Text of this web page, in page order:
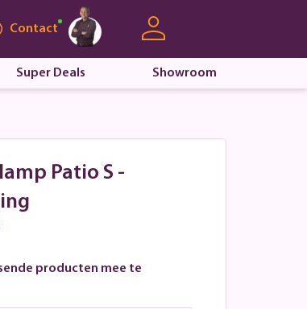
Contact
Super Deals Showroom
Patio S -
producten mee te